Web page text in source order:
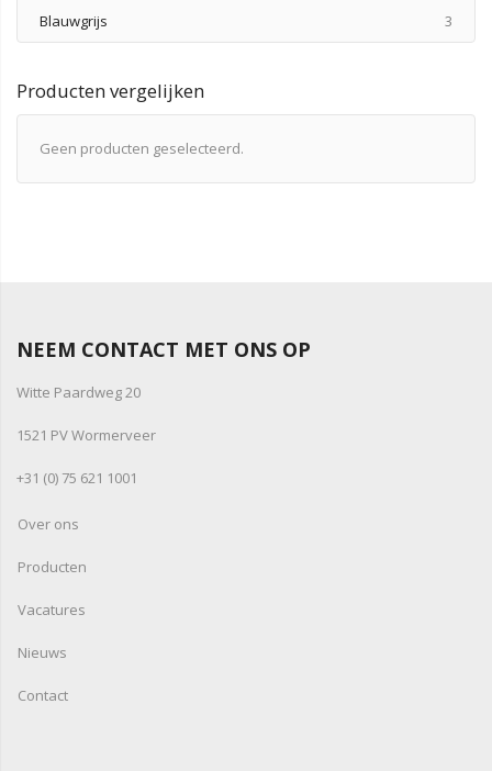
Blauwgrijs 3
Producten vergelijken
Geen producten geselecteerd.
NEEM CONTACT MET ONS OP
Witte Paardweg 20
1521 PV Wormerveer
+31 (0) 75 621 1001
Over ons
Producten
Vacatures
Nieuws
Contact